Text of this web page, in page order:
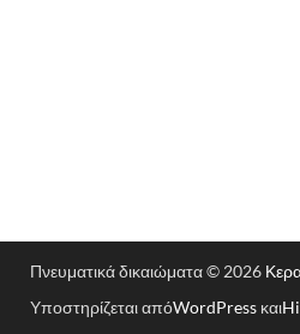
Πνευματικά δικαιώματα © 2026
Υποστηρίζεται απόWordPress και